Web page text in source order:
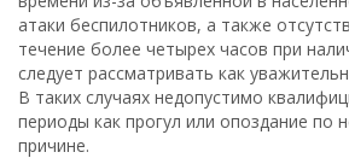
атаки беспилотников, а также
течение более четырех часов при
следует рассматривать как
В таких случаях недопустимо
периоды как прогул или опоздание по
причине.